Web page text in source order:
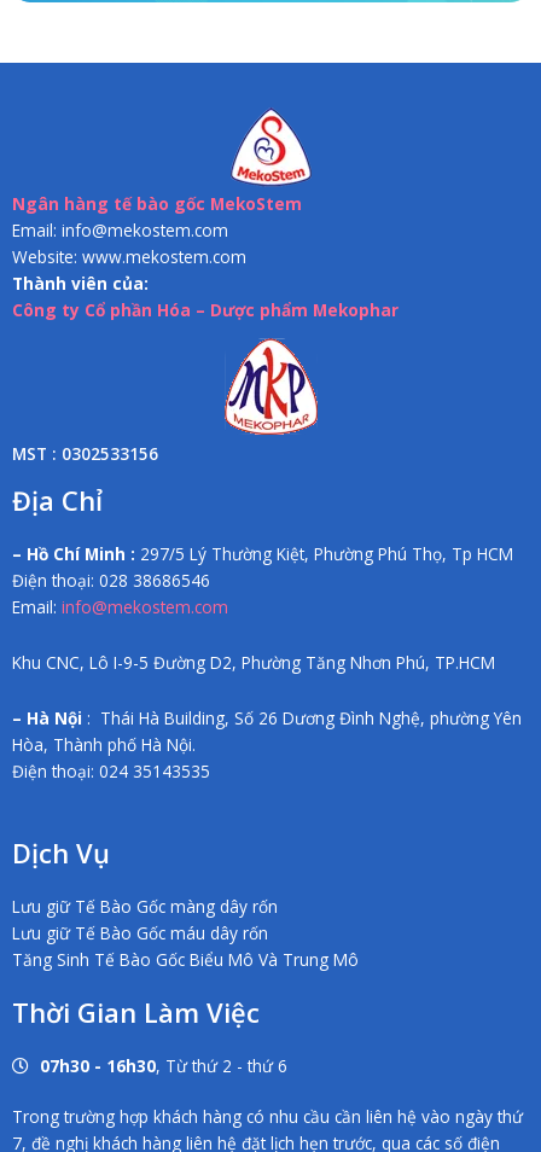
Ngân hàng tế bào gốc MekoStem
Email: info@mekostem.com
Website: www.mekostem.com
Thành viên của:
Công ty Cổ phần Hóa – Dược phẩm Mekophar
MST : 0302533156
Địa Chỉ
– Hồ Chí Minh : 297/5 Lý Thường Kiệt, Phường Phú Thọ, Tp HCM
Điện thoại: 028 38686546
Email: info@mekostem.com
Khu CNC, Lô I-9-5 Đường D2, Phường Tăng Nhơn Phú, TP.HCM
– Hà Nội : Thái Hà Building, Số 26 Dương Đình Nghệ, phường Yên
Hòa, Thành phố Hà Nội.
Điện thoại: 024 35143535
Dịch Vụ
Lưu giữ Tế Bào Gốc màng dây rốn
Lưu giữ Tế Bào Gốc máu dây rốn
Tăng Sinh Tế Bào Gốc Biểu Mô Và Trung Mô
Thời Gian Làm Việc
07h30 - 16h30, Từ thứ 2 - thứ 6
Trong trường hợp khách hàng có nhu cầu cần liên hệ vào ngày thứ
7, đề nghị khách hàng liên hệ đặt lịch hẹn trước, qua các số điện